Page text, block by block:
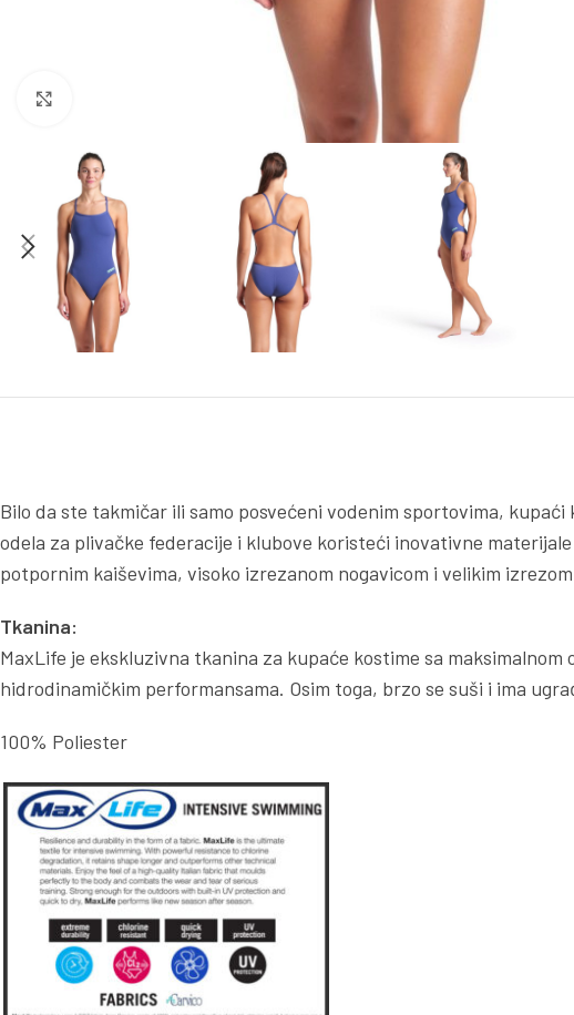
Bilo da ste takmičar ili samo posvećeni vodenim sportovima,
odela za plivačke federacije i klubove koristeći inovativne
potpornim kaiševima, visoko izrezanom nogavicom i velikim
Tkanina:
MaxLife je ekskluzivna tkanina za kupaće kostime sa
hidrodinamičkim performansama. Osim toga, brzo se suši i ima
100% Poliester